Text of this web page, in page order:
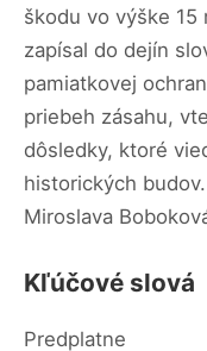
škodu vo výške 15
zapísal do dejín
pamiatkovej
priebeh zásahu,
dôsledky, ktoré
historických
Miroslava
Kľúčové slová
Predplatne